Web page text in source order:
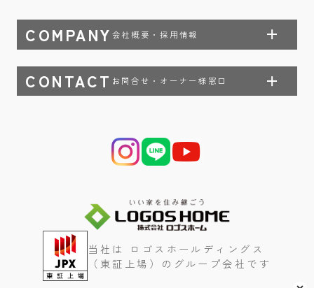
COMPANY 会社概要・採用情報
CONTACT お問合せ・オーナー様窓口
当社は ロゴスホールディングス
（東証上場）のグループ会社です